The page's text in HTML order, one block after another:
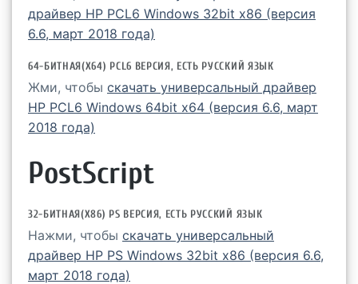
драйвер HP PCL6 Windows 32bit x86 (версия
6.6, март 2018 года)
64-БИТНАЯ(X64) PCL6 ВЕРСИЯ, ЕСТЬ РУССКИЙ ЯЗЫК
Жми, чтобы скачать универсальный драйвер
HP PCL6 Windows 64bit x64 (версия 6.6, март
2018 года)
PostScript
32-БИТНАЯ(X86) PS ВЕРСИЯ, ЕСТЬ РУССКИЙ ЯЗЫК
Нажми, чтобы скачать универсальный
драйвер HP PS Windows 32bit x86 (версия 6.6,
март 2018 года)